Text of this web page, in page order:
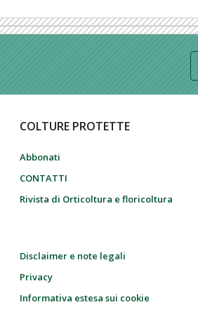
COLTURE PROTETTE
Abbonati
CONTATTI
Rivista di Orticoltura e floricoltura
Disclaimer e note legali
Privacy
Informativa estesa sui cookie